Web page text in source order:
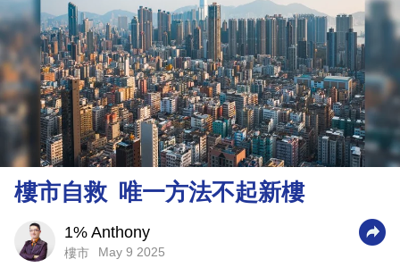
題
投
資
樓
市
理
財
商
業
樓市自救 唯一方法不起新樓
1% Anthony
樓市 May 9 2025